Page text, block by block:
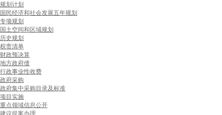
规划计划
国民经济和社会发展五年规划
专项规划
国土空间和区域规划
历史规划
权责清单
财政预决算
地方政府债
行政事业性收费
政府采购
政府集中采购目录及标准
项目实施
重点领域信息公开
建议提案办理